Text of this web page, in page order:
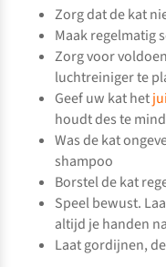
Zorg dat de kat
Maak regelmatig
Zorg voor
luchtreiniger te
Geef uw kat het
houdt des te
Was de kat
shampoo
Borstel de kat
Speel bewust.
altijd je handen
Laat gordijnen,